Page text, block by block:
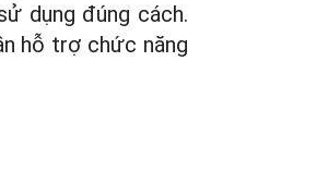
dụng đúng cách.
hỗ trợ chức năng